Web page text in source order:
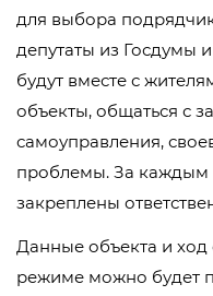
для выбора
депутаты из Госдумы
будут вместе с
объекты, общаться с
самоуправления,
проблемы. За каждым
закреплены
Данные объекта и ход
режиме можно будет